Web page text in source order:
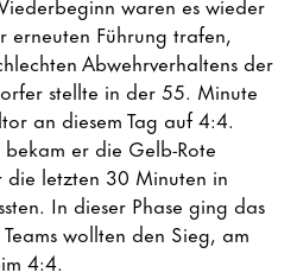
Führung trafen,
Abwehrverhaltens der
stellte in der 55. Minute
an diesem Tag auf 4:4.
er die Gelb-Rote
die letzten 30 Minuten in
In dieser Phase ging das
wollten den Sieg, am
4:4.